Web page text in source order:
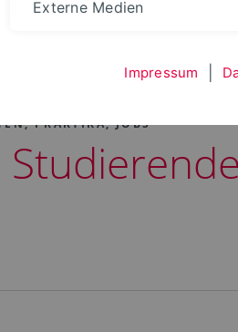
PRAKTIKA, JOBS
Externe Medien
Impressum